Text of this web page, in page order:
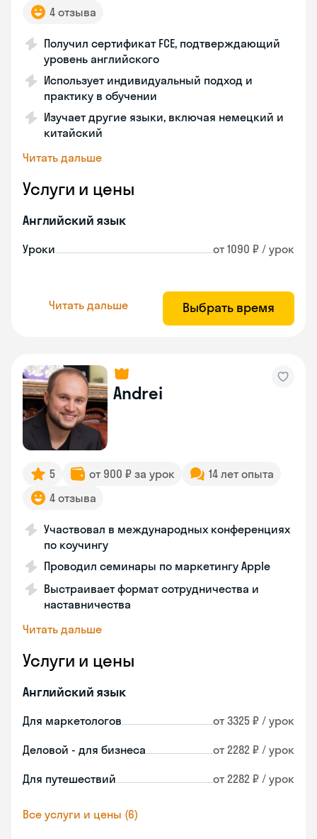
4 отзыва
Получил сертификат FCE, подтверждающий
уровень английского
Использует индивидуальный подход и
практику в обучении
Изучает другие языки, включая немецкий и
китайский
Читать дальше
Услуги и цены
Английский язык
Уроки от 1090 ₽ / урок
Читать дальше Выбрать время
Andrei
5 от 900 ₽ за урок
14 лет опыта
4 отзыва
Участвовал в международных конференциях
по коучингу
Проводил семинары по маркетингу Apple
Выстраивает формат сотрудничества и
наставничества
Читать дальше
Услуги и цены
Английский язык
Для маркетологов от 3325 ₽ / урок
Деловой - для бизнеса от 2282 ₽ / урок
Для путешествий от 2282 ₽ / урок
Все услуги и цены (6)